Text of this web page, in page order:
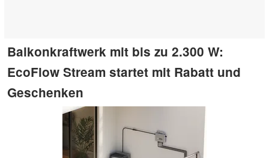
Balkonkraftwerk mit bis zu 2.300 W:
EcoFlow Stream startet mit Rabatt und
Geschenken